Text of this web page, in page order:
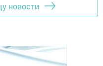
новости